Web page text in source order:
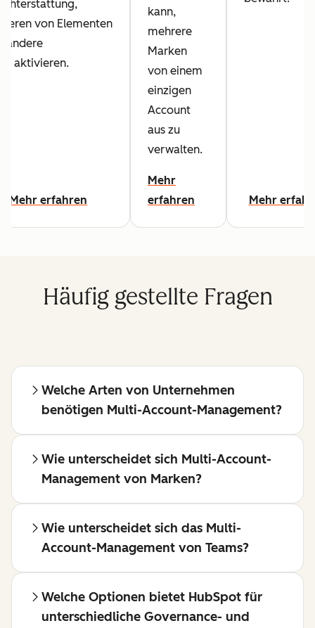
von Elementen
andere
aktivieren.
Mehr erfahren
kann,
mehrere
Marken
von einem
einzigen
Account
aus zu
verwalten.
Mehr
erfahren
Mehr
Häufig gestellte Fragen
Welche Arten von Unternehmen
benötigen Multi-Account-Management?
Wie unterscheidet sich Multi-Account-
Management von Marken?
Wie unterscheidet sich das Multi-
Account-Management von Teams?
Welche Optionen bietet HubSpot für
unterschiedliche Governance- und